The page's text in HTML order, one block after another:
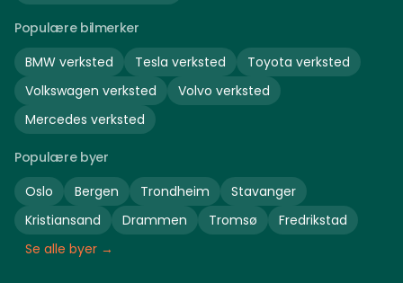
Populære bilmerker
BMW verksted Tesla verksted Toyota verksted
Volkswagen verksted Volvo verksted
Mercedes verksted
Populære byer
Oslo
Bergen Trondheim
Stavanger
Kristiansand
Drammen Tromsø
Fredrikstad
Se alle byer →